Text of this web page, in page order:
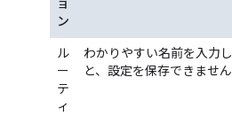
ョ
ン
ル
ー
テ
ィ
わかりやすい名前を入力
と、設定を保存できません